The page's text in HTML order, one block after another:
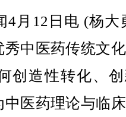
12日电 (杨大
中医药传统文
创造性转化、
中医药理论与临